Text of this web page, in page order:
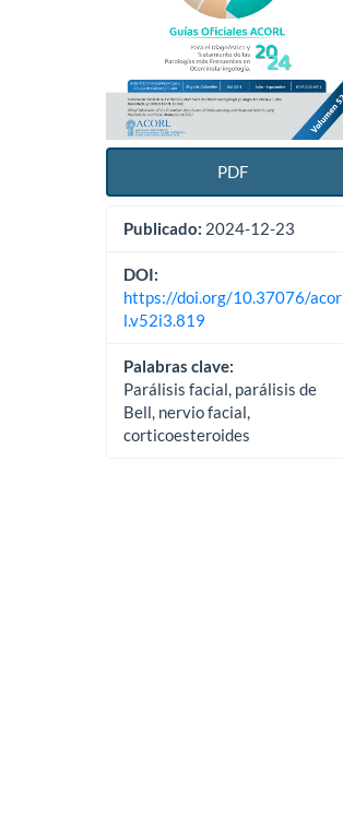
PDF
Publicado: 2024-12-23
DOI:
https://doi.org/10.37076/acor
l.v52i3.819
Palabras clave:
Parálisis facial, parálisis de
Bell, nervio facial,
corticoesteroides